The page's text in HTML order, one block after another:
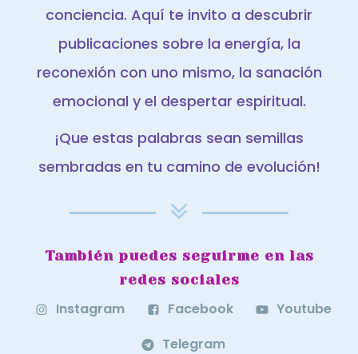
conciencia. Aquí te invito a descubrir
publicaciones sobre la energía, la
reconexión con uno mismo, la sanación
emocional y el despertar espiritual.
¡Que estas palabras sean semillas
sembradas en tu camino de evolución!
También puedes seguirme en las
redes sociales
Instagram Facebook
Youtube
Telegram